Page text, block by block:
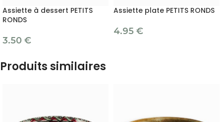
Assiette à dessert PETITS
RONDS
3.50 €
Assiette plate PETITS RONDS
4.95 €
Produits similaires